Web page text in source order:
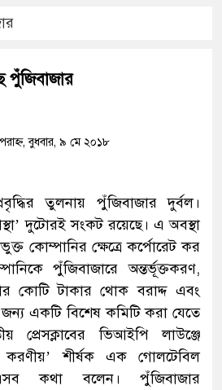
পুঁজিবাজার
বুধবার, ৯ মে ২০১৮
তুলনায় পুঁজিবাজার দুর্বল।
দুটোরই সংকট রয়েছে। এ অবস্থা
কোম্পানির ক্ষেত্রে কর্পোরেট কর
পুঁজিবাজারে অন্তর্ভূক্তকরণ,
কোটি টাকার থোক বরাদ্দ এবং
একটি বিশেষ কমিটি করা যেতে
প্রেসক্লাবের ভিআইপি লাউঞ্জে
করণীয়’ শীর্ষক এক গোলটেবিল
কথা বলেন। পুঁজিবাজার